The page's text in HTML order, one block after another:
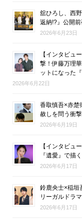
舘ひろし、西
返納!?』公開前
2026年6月23日
【インタビュ
撃！伊藤万理
ットになった
2026年6月22日
香取慎吾×赤
赦しを問う衝
2026年6月19日
【インタビュ
『遺愛』で描
2026年6月17日
鈴鹿央士×稲垣
リーガルドラ
2026年6月17日